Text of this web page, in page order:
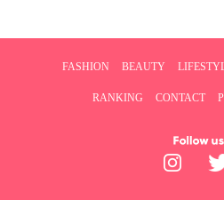
FASHION BEAUTY
RANKING CONTACT